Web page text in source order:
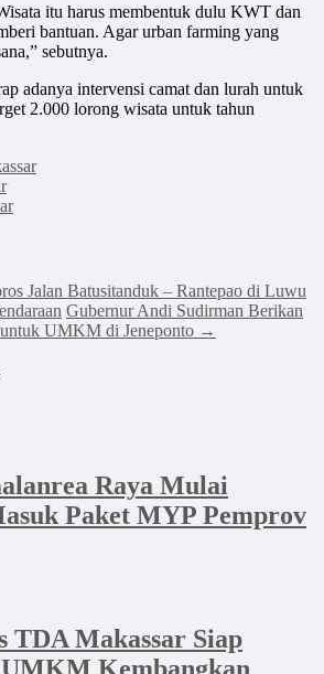
itu harus membentuk dulu KWT dan
bantuan. Agar urban farming yang
sebutnya.
adanya intervensi camat dan lurah untuk
2.000 lorong wisata untuk tahun
Jalan Batusitanduk – Rantepao di Luwu
Gubernur Andi Sudirman Berikan
UMKM di Jeneponto →
Raya Mulai
Paket MYP Pemprov
TDA Makassar Siap